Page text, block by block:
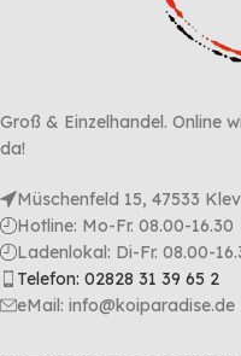
Groß & Einzelhandel. Online
da!
Müschenfeld 15, 47533
Hotline: Mo-Fr. 08.00-16.30
Ladenlokal: Di-Fr. 08.00-
Telefon: 02828 31 39 65 2
eMail: info@koiparadise.de